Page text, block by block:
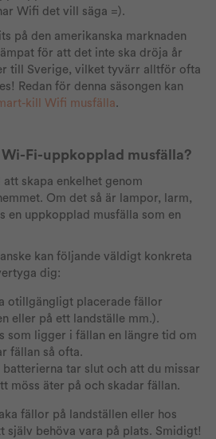
Wifi det vill säga =).
på den amerikanska marknaden
för att det inte ska dröja år
till Sverige, vilket tyvärr alltför ofta
Redan för denna säsongen kan
kill Wifi musfälla.
Wi-Fi-uppkopplad musfälla?
skapa enkelhet genom
Om det så är lampor, larm,
en uppkopplad musfälla som en
kan följande väldigt konkreta
dig:
otillgängligt placerade fällor
eller på ett landställe mm.).
som ligger i fällan en längre tid om
fällan så ofta.
tar slut och att du missar
möss äter på och skadar fällan.
fällor på landställen eller hos
själv behöva vara på plats. Smidigt!